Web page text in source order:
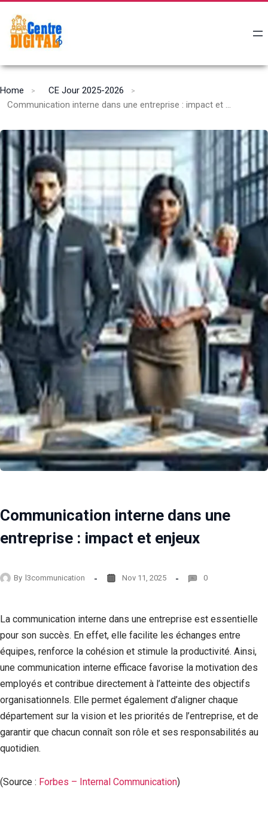
Home
CE Jour 2025-2026
Communication interne dans une entreprise : impact et enjeux
Communication interne dans une
entreprise : impact et enjeux
By l3communication Nov 11, 2025 0
La communication interne dans une entreprise est essentielle
pour son succès. En effet, elle facilite les échanges entre
équipes, renforce la cohésion et stimule la productivité. Ainsi,
une communication interne efficace favorise la motivation des
employés et contribue directement à l’atteinte des objectifs
organisationnels. Elle permet également d’aligner chaque
département sur la vision et les priorités de l’entreprise, et de
garantir que chacun connaît son rôle et ses responsabilités au
quotidien.
(Source : Forbes – Internal Communication)